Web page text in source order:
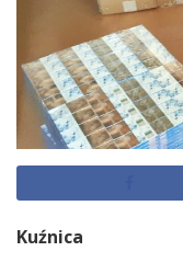
Kuźnica